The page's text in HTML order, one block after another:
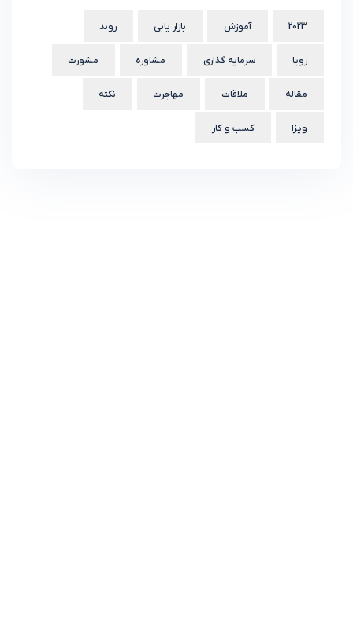
2023 آموزش بازار یابی روند
رویا سرمایه گذاری مشاوره مشورت
مقاله ملاقات مهاجرت نکته
ویزا کسب و کار